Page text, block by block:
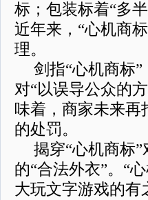
标；包装标着“多
近年来，“心机商
理。
剑指“心机商标
对“以误导公众的
味着，商家未来再
的处罚。
揭穿“心机商标
的“合法外衣”。“
大玩文字游戏的有